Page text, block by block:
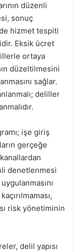
düzenli
sonuç
hizmet tespiti
Eksik ücret
ortaya
düzeltilmesini
sağlar.
deliller
işe giriş
gerçeğe
denetlenmesi
risk yönetiminin
delil yapısı